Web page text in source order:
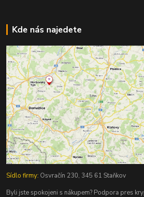
Kde nás najedete
Sídlo firmy: Osvračín 230, 345 61 Staňkov
Byli jste spokojeni s nákupem? Podpora pres